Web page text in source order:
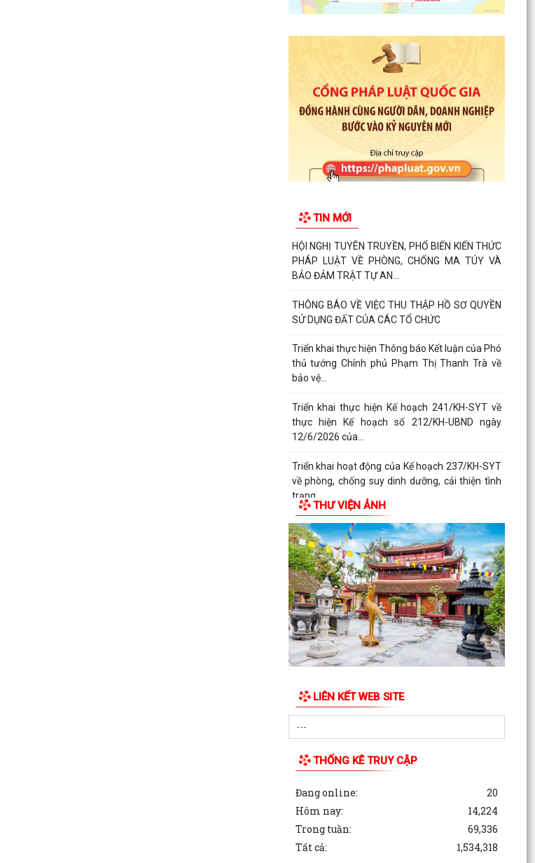
TIN MỚI
HỘI NGHỊ TUYÊN TRUYỀN, PHỔ BIẾN KIẾN THỨC
PHÁP LUẬT VỀ PHÒNG, CHỐNG MA TÚY VÀ
BẢO ĐẢM TRẬT TỰ AN...
THÔNG BÁO VỀ VIỆC THU THẬP HỒ SƠ QUYỀN
SỬ DỤNG ĐẤT CỦA CÁC TỔ CHỨC
Triển khai thực hiện Thông báo Kết luận của Phó
thủ tướng Chính phủ Phạm Thị Thanh Trà về
bảo vệ...
Triển khai thực hiện Kế hoạch 241/KH-SYT về
thực hiện Kế hoạch số 212/KH-UBND ngày
12/6/2026 của...
Triển khai hoạt động của Kế hoạch 237/KH-SYT
về phòng, chống suy dinh dưỡng, cải thiện tình
trạng...
PHƯỜNG HẢI DƯƠNG THAM DỰ HỘI NGHỊ TRỰC
TUYẾN NGHE BÁO CÁO TIẾN ĐỘ THỰC HIỆN KẾ
HOẠCH SỐ 150/KH-UBND
THƯ VIỆN ẢNH
LIÊN KẾT WEB SITE
THỐNG KÊ TRUY CẬP
Đang online:
20
Hôm nay:
14,224
Trong tuần:
69,336
Tất cả:
1,534,318